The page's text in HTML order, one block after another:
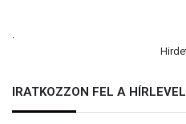
IRATKOZZON FEL A